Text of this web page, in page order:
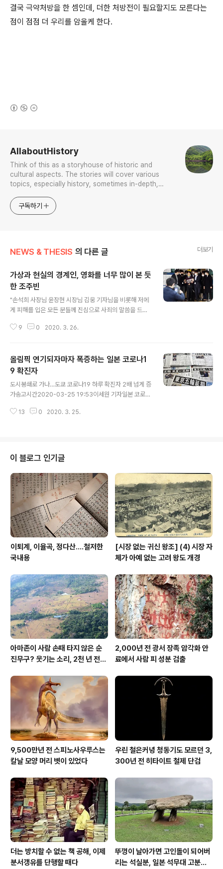
결국 극약처방을 한 셈인데, 더한 처방전이 필요할지도 모른다는
점이 점점 더 우리를 암울케 한다.
AllaboutHistory
Think of this as a storyhouse of historic and
cultural aspects. The stories will cover various
topics, especially history, sometimes in-depth,
approach will be to resist any common sense or
generalized viewpoint
구독하기
NEWS & THESIS 의 다른 글 더보기
가상과 현실의 경계인, 영화를 너무 많이 본 듯
한 조주빈
"손석희 사장님 윤장현 시장님 김웅 기자님을 비롯해 저에
게 피해를 입은 모든 분들께 진심으로 사죄의 말씀을 드립
합니다." 요즘은 웬간한 사건은 생방송이 되는 시대라, 언론
치를 위해 종로경찰서 문을 나서는 장면도 도하 각 방송을
통해 생중계가 이뤄졌으니, 아카데미상 시상식도 아닌데
내가 유달리 특별한 주의를 둘 만한 일은 아니라고 생각해
그 시각 룰루랄라 마스크 턱 아래로 땡겨내린 채 공장 인근
어딘가에 짱 박혀 한대 빠는 중이었다. 이 시간대가 요새 들
어서는 젤로 한가한 때라, 코로나가 불러준 축복과도 같은
9 0 2020. 3. 26.
올림픽 연기되자마자 폭증하는 일본 코로나1
9 확진자
도시봉쇄로 가나…도쿄 코로나19 하루 확진자 2배 넘게 증
가송고시간2020-03-25 19:53이세원 기자일본 코로나
가? 나는 그리 보지 않는다. 일본정부가 말하는 코로나확진
렇게 해서라도 애써 바이러스 확산 숫자를 줄이고자 했던
것이며, 이는 발악이었다. 지들이 뭔데 지들만 저런 식으로
통계치를 발표한단 말인가? 특히나 아베정부는 도쿄올림
픽 개최에 국가의 명문을 걸었으므로, 코비드가 확산한 마
당에 그 개최를 위해 일부러 검진을 하지 않는다는 비판이
많았거니와, 이는 급작스레 확..
13 0 2020. 3. 25.
이 블로그 인기글
이퇴계, 이율곡, 정다산....철저한
국내용
[시장 없는 귀신 왕조] (4) 시장 자
체가 아예 없는 고려 왕도 개경
아마존이 사람 손때 타지 않은 순
진무구? 웃기는 소리, 2천 년 전에
2,000년 전 광서 장족 암각화 안
료에서 사람 피 성분 검출
9,500만년 전 스피노사우루스는
칼날 모양 머리 볏이 있었다
우린 철은커녕 청동기도 모르던 3,
300년 전 히타이트 철제 단검
더는 방치할 수 없는 책 공해, 이제
분서갱유를 단행할 때다
뚜껑이 날아가면 고인돌이 되어버
리는 석실분, 일본 석무대 고분의